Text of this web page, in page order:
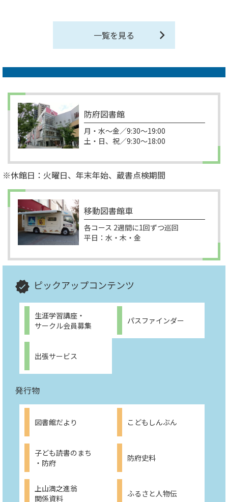
一覧を見る
防府図書館
月・水～金／9:30～19:00
土・日、祝／9:30～18:00
※休館日：火曜日、年末年始、蔵書点検期間
移動図書館車
各コース 2週間に1回ずつ巡回
平日：水・木・金
ピックアップコンテンツ
生涯学習講座・
サークル会員募集
パスファインダー
出張サービス
発行物
図書館だより こどもしんぶん
子ども読書のまち
・防府
防府史料
上山満之進翁
関係資料
ふるさと人物伝